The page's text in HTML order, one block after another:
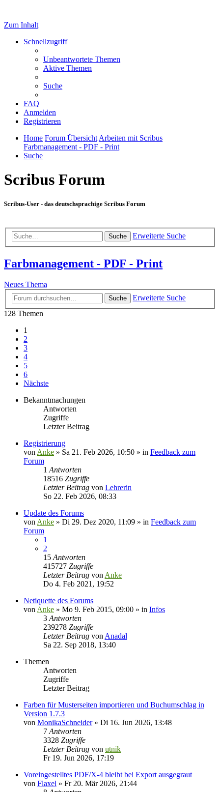
Zum Inhalt
Schnellzugriff
Unbeantwortete Themen
Aktive Themen
Suche
FAQ
Anmelden
Registrieren
Home Forum Übersicht Arbeiten mit Scribus
Farbmanagement - PDF - Print
Suche
Scribus Forum
Scribus-User - das deutschsprachige Scribus Forum
Suche Erweiterte Suche
Farbmanagement - PDF - Print
Neues Thema
Suche
Erweiterte Suche
128 Themen
1
2
3
4
5
6
Nächste
Bekanntmachungen
Antworten
Zugriffe
Letzter Beitrag
Registrierung
von Anke » Sa 21. Feb 2026, 10:50 » in Feedback zum
Forum
1 Antworten
18516 Zugriffe
Letzter Beitrag von Lehrerin
So 22. Feb 2026, 08:33
Update des Forums
von Anke » Di 29. Dez 2020, 11:09 » in Feedback zum
Forum
1
2
15 Antworten
415727 Zugriffe
Letzter Beitrag von Anke
Do 4. Feb 2021, 19:52
Netiquette des Forums
von Anke » Mo 9. Feb 2015, 09:00 » in Infos
3 Antworten
239278 Zugriffe
Letzter Beitrag von Anadal
Sa 22. Sep 2018, 13:40
Themen
Antworten
Zugriffe
Letzter Beitrag
Farben für Musterseiten importieren und Buchumschlag in
Version 1.7.3
von MonikaSchneider» Di 16. Jun 2026, 13:48
7 Antworten
3328 Zugriffe
Letzter Beitrag von utnik
Fr 19. Jun 2026, 17:19
Voreingestelltes PDF/X-4 bleibt bei Export ausgegraut
von Flaxel » Fr 20. Mär 2026, 21:44